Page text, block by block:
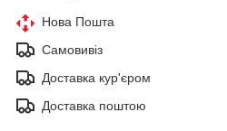
Нова Пошта
Самовивіз
Доставка кур'єром
Доставка поштою